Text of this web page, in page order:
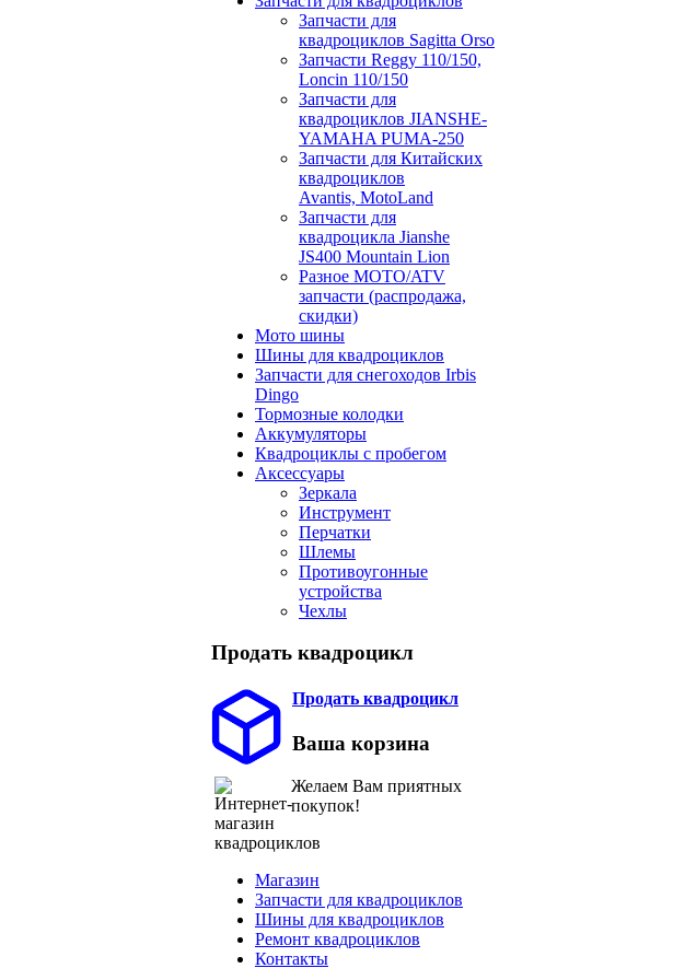
Запчасти для
квадроциклов Sagitta Orso
Запчасти Reggy 110/150,
Loncin 110/150
Запчасти для
квадроциклов JIANSHE-
YAMAHA PUMA-250
Запчасти для Китайских
квадроциклов
Avantis, MotoLand
Запчасти для
квадроцикла Jianshe
JS400 Mountain Lion
Разное МОТО/ATV
запчасти (распродажа,
скидки)
Мото шины
Шины для квадроциклов
Запчасти для снегоходов Irbis
Dingo
Тормозные колодки
Аккумуляторы
Квадроциклы с пробегом
Аксессуары
Зеркала
Инструмент
Перчатки
Шлемы
Противоугонные
устройства
Чехлы
Продать квадроцикл
Продать квадроцикл
Ваша корзина
Желаем Вам приятных
покупок!
Магазин
Запчасти для квадроциклов
Шины для квадроциклов
Ремонт квадроциклов
Контакты